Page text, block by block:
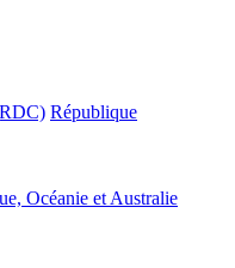
République
Océanie et Australie